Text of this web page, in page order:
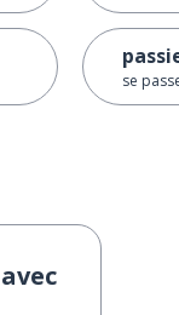
se